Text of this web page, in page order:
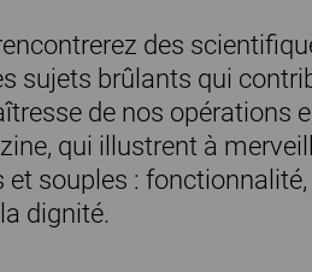
des
sujets brûlants qui
de nos opérations
qui illustrent à
souples :
dignité.